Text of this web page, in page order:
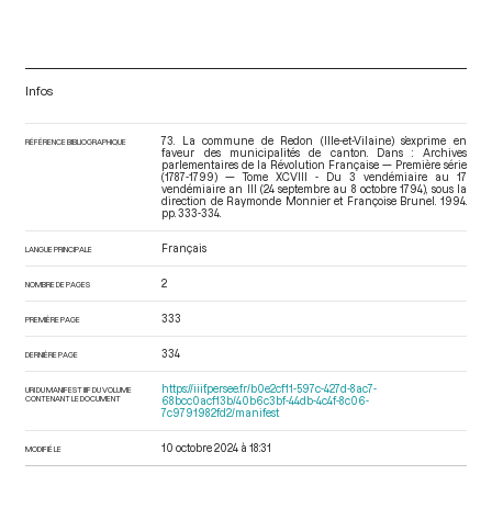
Infos
RÉFÉRENCE BIBLIOGRAPHIQUE
73. La commune de Redon (Ille-et-Vilaine) s’exprime en
faveur des municipalités de canton. Dans : Archives
parlementaires de la Révolution Française — Première série
(1787-1799) — Tome XCVIII - Du 3 vendémiaire au 17
vendémiaire an III (24 septembre au 8 octobre 1794) , sous la
direction de Raymonde Monnier et Françoise Brunel. 1994.
pp. 333-334.
LANGUE PRINCIPALE Français
NOMBRE DE PAGES 2
PREMIÈRE PAGE 333
DERNIÈRE PAGE 334
URI DU MANIFEST IIIF DU VOLUME
CONTENANT LE DOCUMENT
https://iiif.persee.fr/b0e2cf11-597c-427d-8ac7-
68bcc0acf13b/40b6c3bf-44db-4c4f-8c06-
7c9791982fd2/manifest
MODIFIÉ LE 10 octobre 2024 à 18:31